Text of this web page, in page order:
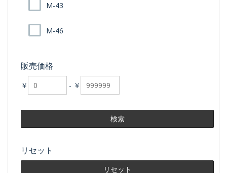
M-43
M-46
販売価格
￥ - ￥
リセット